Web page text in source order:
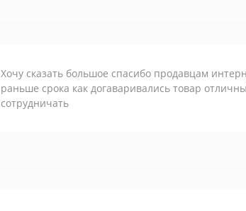
Хочу сказать большое спасибо продавцам
раньше срока как догаваривались товар
сотрудничать